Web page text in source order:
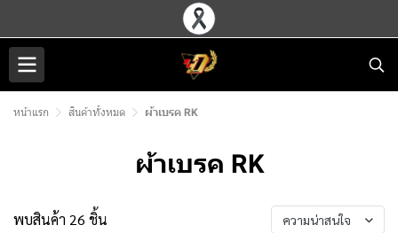
หน้าแรก สินค้าทั้งหมด ผ้าเบรค RK
ผ้าเบรค RK
พบสินค้า 26 ชิ้น ความน่าสนใจ